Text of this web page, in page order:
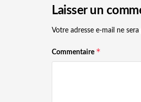
Laisser un
Votre adresse e-mail ne
Commentaire *